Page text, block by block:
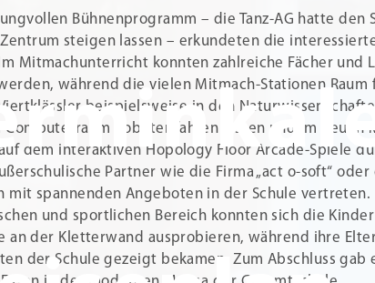
Bühnenprogramm – die Tanz-AG hatte den
steigen lassen – erkundeten die
Mitmachunterricht konnten zahlreiche Fächer und
während die vielen Mitmach-Stationen
beispielsweise in den
Roboter fahren lassen und im neuen
dem interaktiven Hopology Floor Arcade-Spiele
Partner wie die Firma „act o-soft“ oder
mit spannenden Angeboten in der Schule
und sportlichen Bereich konnten sich die Kinder
an der Kletterwand ausprobieren, während ihre
der Schule gezeigt bekamen. Zum Abschluss gab